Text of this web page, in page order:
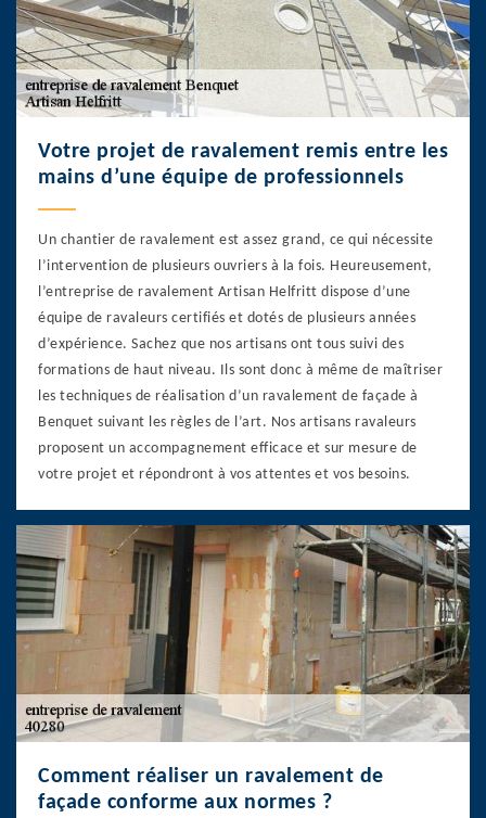
Votre projet de ravalement remis entre les
mains d’une équipe de professionnels
Un chantier de ravalement est assez grand, ce qui nécessite
l’intervention de plusieurs ouvriers à la fois. Heureusement,
l’entreprise de ravalement Artisan Helfritt dispose d’une
équipe de ravaleurs certifiés et dotés de plusieurs années
d’expérience. Sachez que nos artisans ont tous suivi des
formations de haut niveau. Ils sont donc à même de maîtriser
les techniques de réalisation d’un ravalement de façade à
Benquet suivant les règles de l’art. Nos artisans ravaleurs
proposent un accompagnement efficace et sur mesure de
votre projet et répondront à vos attentes et vos besoins.
Comment réaliser un ravalement de
façade conforme aux normes ?